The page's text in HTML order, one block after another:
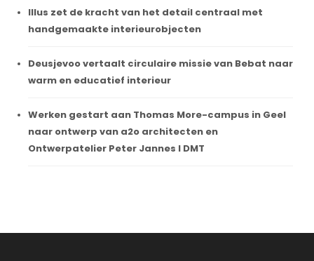
Illus zet de kracht van het detail centraal met
handgemaakte interieurobjecten
Deusjevoo vertaalt circulaire missie van Bebat naar
warm en educatief interieur
Werken gestart aan Thomas More-campus in Geel
naar ontwerp van a2o architecten en
Ontwerpatelier Peter Jannes I DMT